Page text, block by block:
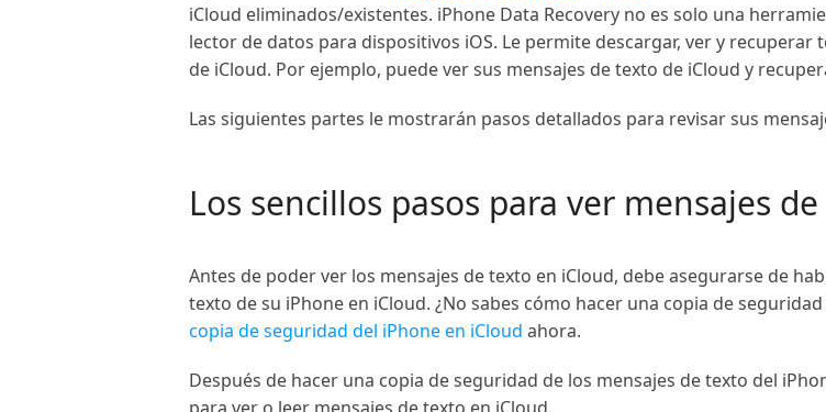
iCloud eliminados/existentes. iPhone Data Recovery no es solo una
lector de datos para dispositivos iOS. Le permite descargar, ver y recuperar
de iCloud. Por ejemplo, puede ver sus mensajes de texto de iCloud y
Las siguientes partes le mostrarán pasos detallados para revisar sus
Los sencillos pasos para ver mensajes
Antes de poder ver los mensajes de texto en iCloud, debe asegurarse de
texto de su iPhone en iCloud. ¿No sabes cómo hacer una copia de
copia de seguridad del iPhone en iCloud ahora.
Después de hacer una copia de seguridad de los mensajes de texto del